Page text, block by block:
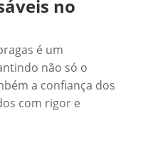
no
é um
não só o
a confiança dos
com rigor e